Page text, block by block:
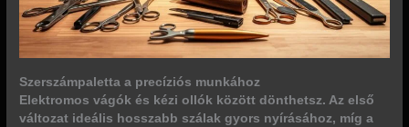
Szerszámpaletta a precíziós munkához
Elektromos vágók és kézi ollók között dönthetsz. Az első
változat ideális hosszabb szálak gyors nyírásához, míg a